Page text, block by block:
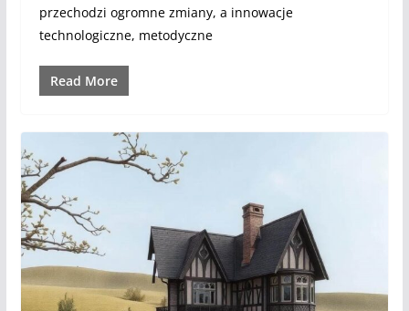
przechodzi ogromne zmiany, a innowacje
technologiczne, metodyczne
Read More